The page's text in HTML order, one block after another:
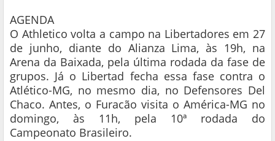
AGENDA
O Athletico volta a campo na Libertadores em 27
de junho, diante do Alianza Lima, às 19h, na
Arena da Baixada, pela última rodada da fase de
grupos. Já o Libertad fecha essa fase contra o
Atlético-MG, no mesmo dia, no Defensores Del
Chaco. Antes, o Furacão visita o América-MG no
domingo, às 11h, pela 10ª rodada do
Campeonato Brasileiro.